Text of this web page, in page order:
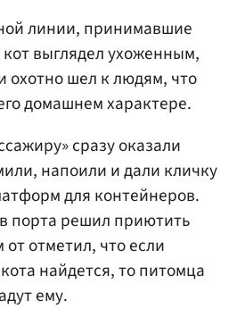
линии, принимавшие
кот выглядел ухоженным,
охотно шел к людям, что
домашнем характере.
сразу оказали
напоили и дали кличку
для контейнеров.
порта решил приютить
отметил, что если
найдется, то питомца
ему.